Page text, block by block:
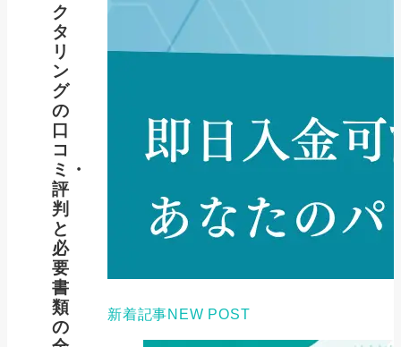
ク
タ
リ
ン
グ
の
口
コ
ミ・
評
判
と
必
要
書
類
の
新着記事NEW POST